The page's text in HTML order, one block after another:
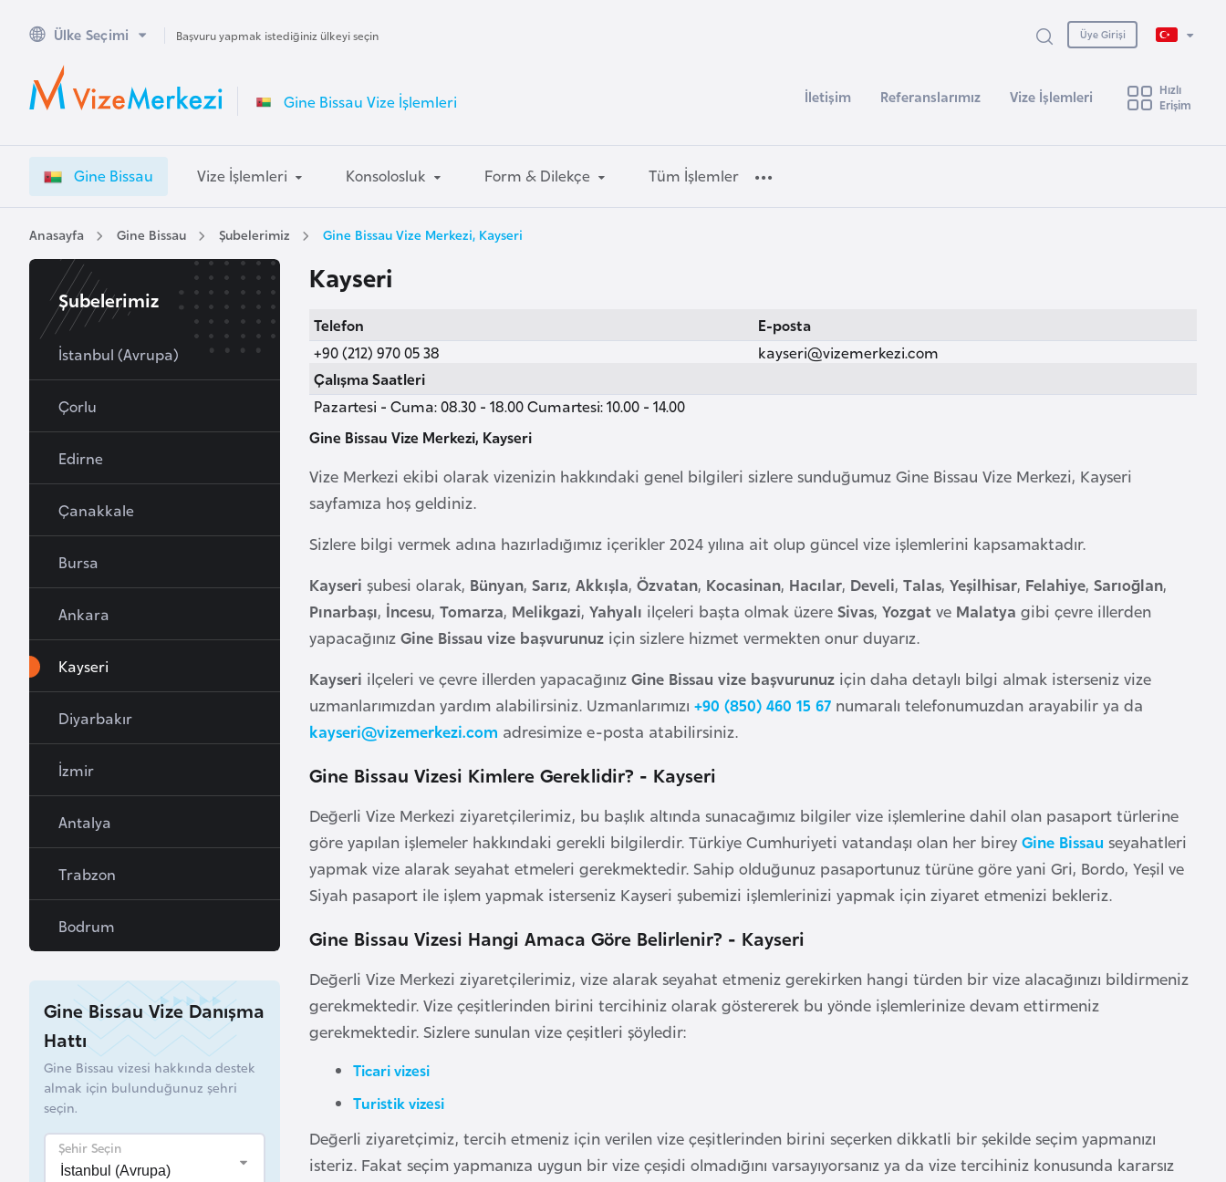
Ülke Seçimi Başvuru yapmak istediğiniz ülkeyi seçin Üye Girişi
Gine Bissau Vize İşlemleri İletişim Referanslarımız Vize İşlemleri
Hızlı
Erişim
Gine Bissau Vize İşlemleri Konsolosluk Form & Dilekçe Tüm İşlemler
Anasayfa Gine Bissau Şubelerimiz Gine Bissau Vize Merkezi, Kayseri
Kayseri
Telefon
+90 (212) 970 05 38
E-posta
kayseri@vizemerkezi.com
Çalışma Saatleri
Pazartesi - Cuma: 08.30 - 18.00 Cumartesi: 10.00 - 14.00
Gine Bissau Vize Merkezi, Kayseri
Vize Merkezi ekibi olarak vizenizin hakkındaki genel bilgileri sizlere sunduğumuz Gine Bissau Vize Merkezi, Kayseri
sayfamıza hoş geldiniz.
Sizlere bilgi vermek adına hazırladığımız içerikler 2024 yılına ait olup güncel vize işlemlerini kapsamaktadır.
Kayseri şubesi olarak, Bünyan, Sarız, Akkışla, Özvatan, Kocasinan, Hacılar, Develi, Talas, Yeşilhisar, Felahiye, Sarıoğlan,
Pınarbaşı, İncesu, Tomarza, Melikgazi, Yahyalı ilçeleri başta olmak üzere Sivas, Yozgat ve Malatya gibi çevre illerden
yapacağınız Gine Bissau vize başvurunuz için sizlere hizmet vermekten onur duyarız.
Kayseri ilçeleri ve çevre illerden yapacağınız Gine Bissau vize başvurunuz için daha detaylı bilgi almak isterseniz vize
uzmanlarımızdan yardım alabilirsiniz. Uzmanlarımızı +90 (850) 460 15 67 numaralı telefonumuzdan arayabilir ya da
kayseri@vizemerkezi.com adresimize e-posta atabilirsiniz.
Gine Bissau Vizesi Kimlere Gereklidir? - Kayseri
Değerli Vize Merkezi ziyaretçilerimiz, bu başlık altında sunacağımız bilgiler vize işlemlerine dahil olan pasaport türlerine
göre yapılan işlemeler hakkındaki gerekli bilgilerdir. Türkiye Cumhuriyeti vatandaşı olan her birey Gine Bissau seyahatleri
yapmak vize alarak seyahat etmeleri gerekmektedir. Sahip olduğunuz pasaportunuz türüne göre yani Gri, Bordo, Yeşil ve
Siyah pasaport ile işlem yapmak isterseniz Kayseri şubemizi işlemlerinizi yapmak için ziyaret etmenizi bekleriz.
Gine Bissau Vizesi Hangi Amaca Göre Belirlenir? - Kayseri
Değerli Vize Merkezi ziyaretçilerimiz, vize alarak seyahat etmeniz gerekirken hangi türden bir vize alacağınızı bildirmeniz
gerekmektedir. Vize çeşitlerinden birini tercihiniz olarak göstererek bu yönde işlemlerinize devam ettirmeniz
gerekmektedir. Sizlere sunulan vize çeşitleri şöyledir:
Ticari vizesi
Turistik vizesi
Değerli ziyaretçimiz, tercih etmeniz için verilen vize çeşitlerinden birini seçerken dikkatli bir şekilde seçim yapmanızı
isteriz. Fakat seçim yapmanıza uygun bir vize çeşidi olmadığını varsayıyorsanız ya da vize tercihiniz konusunda kararsız
Şubelerimiz
İstanbul (Avrupa)
Çorlu
Edirne
Çanakkale
Bursa
Ankara
Kayseri
Diyarbakır
İzmir
Antalya
Trabzon
Bodrum
Gine Bissau Vize Danışma
Hattı
Gine Bissau vizesi hakkında destek
almak için bulunduğunuz şehri
seçin.
Şehir Seçin
A
u
s
a
l
A
u
s
t
y
z
r
b
a
y
c
a
B
r
y
n
B
g
a
d